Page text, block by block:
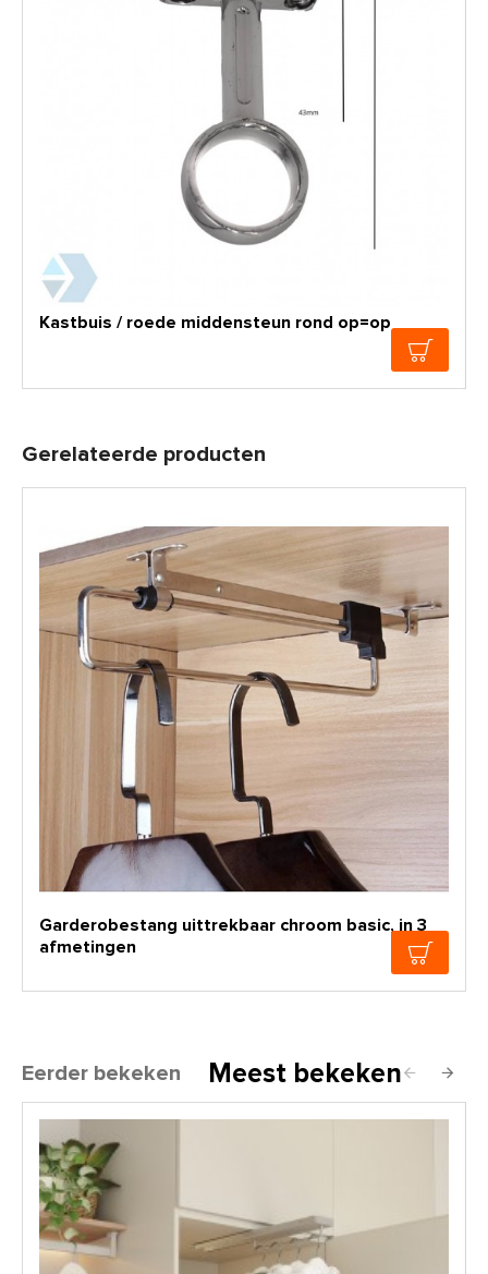
Kastbuis / roede middensteun rond op=op
Gerelateerde producten
Garderobestang uittrekbaar chroom basic, in 3
afmetingen
Eerder bekeken Meest bekeken